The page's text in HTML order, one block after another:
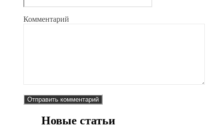
Комментарий
Новые статьи